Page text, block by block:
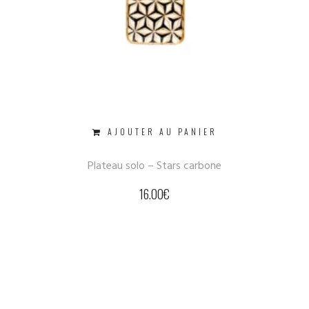
AJOUTER AU PANIER
Plateau solo – Stars carbone
16.00€